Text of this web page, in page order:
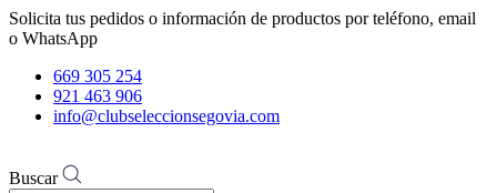
Solicita tus pedidos o información de productos por teléfono, email
o WhatsApp
669 305 254
921 463 906
info@clubseleccionsegovia.com
Buscar